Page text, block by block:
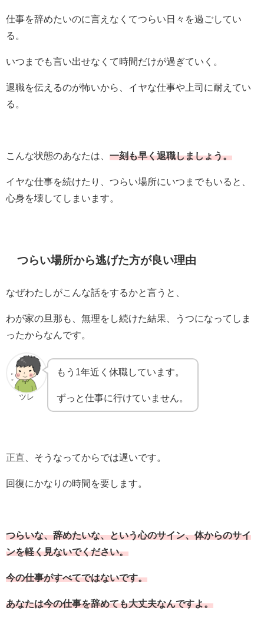
仕事を辞めたいのに言えなくてつらい日々を過ごしてい
る。
いつまでも言い出せなくて時間だけが過ぎていく。
退職を伝えるのが怖いから、イヤな仕事や上司に耐えてい
る。
こんな状態のあなたは、 一刻も早く退職しましょう。
イヤな仕事を続けたり、つらい場所にいつまでもいると、
心身を壊してしまいます。
つらい場所から逃げた方が良い理由
なぜわたしがこんな話をするかと言うと、
わが家の旦那も、無理をし続けた結果、うつになってしま
ったからなんです。
ツレ
もう1年近く休職しています。
ずっと仕事に行けていません。
正直、そうなってからでは遅いです。
回復にかなりの時間を要します。
つらいな、辞めたいな、という心のサイン、体からのサイ
ンを軽く見ないでください。
今の仕事がすべてではないです。
あなたは今の仕事を辞めても大丈夫なんですよ。